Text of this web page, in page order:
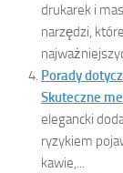
drukarek i
narzędzi,
Porady
Skuteczne
elegancki
ryzykiem
kawie,...